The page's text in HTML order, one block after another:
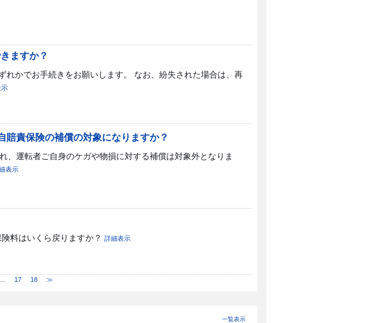
ますか？
かでお手続きをお願いします。 なお、紛失された場合は、再
示
賠責保険の補償の対象になりますか？
、運転者ご自身のケガや物損に対する補償は対象外となりま
表示
料はいくら戻りますか？ 詳細表示
17 18 ≫
一覧表示